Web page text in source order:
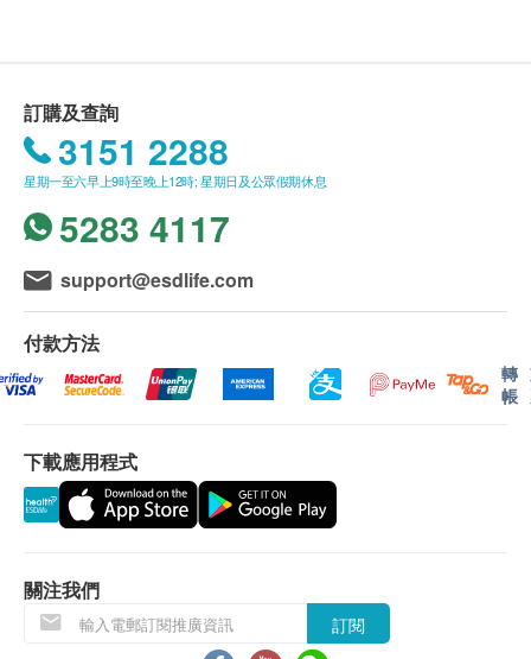
心率
腰圍量度
呼吸率
總膽固醇
高密度膽固醇
低密度膽固醇
總及高密度膽固醇比例
糖尿
空腹血糖
肝功能
進行健康檢查後，一般情況下，需大概7至10個工作
天跟進檢查報告， 工作天不包括星期六、日及公眾假
期。輪候報告講解時間會因應不同情況(如個別化驗項
目所需時間或客人指明特定時段) 而有所延長。客人
可親身或授權親友前往本中心領取報告。
講解報告
(1) 客戶親身或授權親友前往本中心聽取報告
(2) 親身或授權親友透過電話講解報告
星期一至五︰上午9時至下午5時30分
星期六︰上午9時至下午12時30分
星期日及公眾假期休息
其他條款
查詢及預約方法：(+852) 3903 8688
訂購及查詢
3151 2288
星期一至六早上9時至晚上12時; 星期日及公眾假期休息
5283 4117
support@esdlife.com
付款方法
轉
帳
下載應用程式
關注我們
訂閱